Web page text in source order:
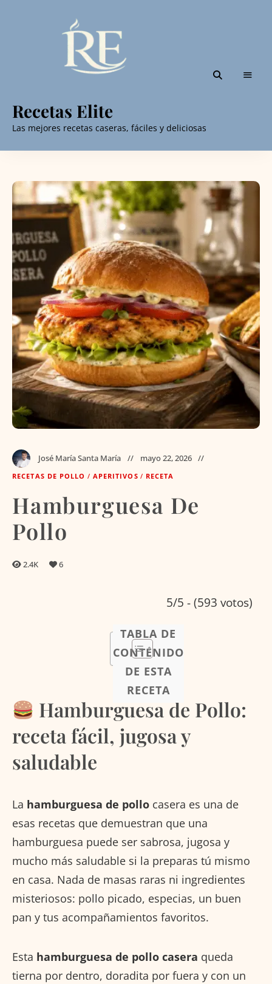
Recetas Elite
Las mejores recetas caseras, fáciles y deliciosas
José María Santa María mayo 22, 2026
RECETAS DE POLLO / APERITIVOS / RECETA
Hamburguesa De
Pollo
2.4K 6
5/5 - (593 votos)
TABLA DE
CONTENIDO
DE ESTA
RECETA
Hamburguesa de Pollo:
receta fácil, jugosa y
saludable
La hamburguesa de pollo casera es una de
esas recetas que demuestran que una
hamburguesa puede ser sabrosa, jugosa y
mucho más saludable si la preparas tú mismo
en casa. Nada de masas raras ni ingredientes
misteriosos: pollo picado, especias, un buen
pan y tus acompañamientos favoritos.
Esta hamburguesa de pollo casera queda
tierna por dentro, doradita por fuera y con un